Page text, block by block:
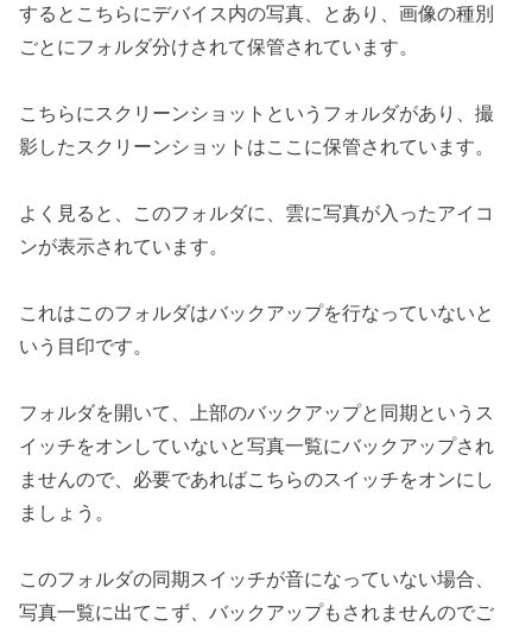
するとこちらにデバイス内の写真、とあり、画像の種別
ごとにフォルダ分けされて保管されています。
こちらにスクリーンショットというフォルダがあり、撮
影したスクリーンショットはここに保管されています。
よく見ると、このフォルダに、雲に写真が入ったアイコ
ンが表示されています。
これはこのフォルダはバックアップを行なっていないと
いう目印です。
フォルダを開いて、上部のバックアップと同期というス
イッチをオンしていないと写真一覧にバックアップされ
ませんので、必要であればこちらのスイッチをオンにし
ましょう。
このフォルダの同期スイッチが音になっていない場合、
写真一覧に出てこず、バックアップもされませんのでご